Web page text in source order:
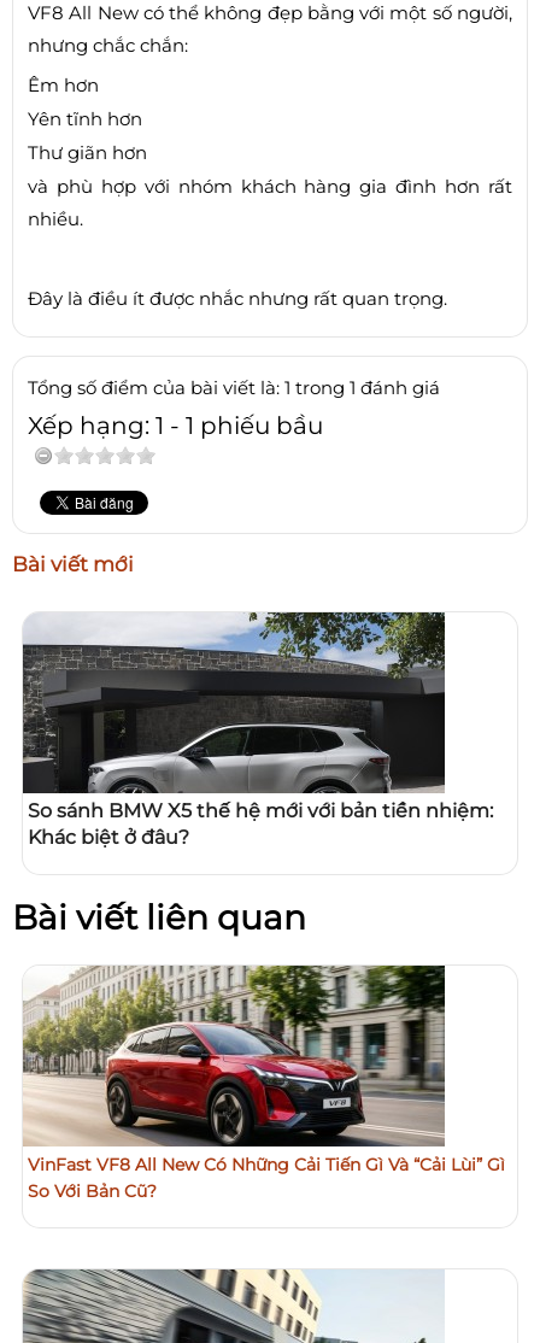
VF8 All New có thể không đẹp bằng với một số người,
nhưng chắc chắn:
Êm hơn
Yên tĩnh hơn
Thư giãn hơn
và phù hợp với nhóm khách hàng gia đình hơn rất
nhiều.
Đây là điều ít được nhắc nhưng rất quan trọng.
Tổng số điểm của bài viết là: 1 trong 1 đánh giá
Xếp hạng: 1 - 1 phiếu bầu
Bài viết mới
So sánh BMW X5 thế hệ mới với bản tiền nhiệm:
Khác biệt ở đâu?
Bài viết liên quan
VinFast VF8 All New Có Những Cải Tiến Gì Và “Cải Lùi” Gì
So Với Bản Cũ?